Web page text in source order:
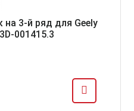
на 3-й ряд для Geely
001415.3